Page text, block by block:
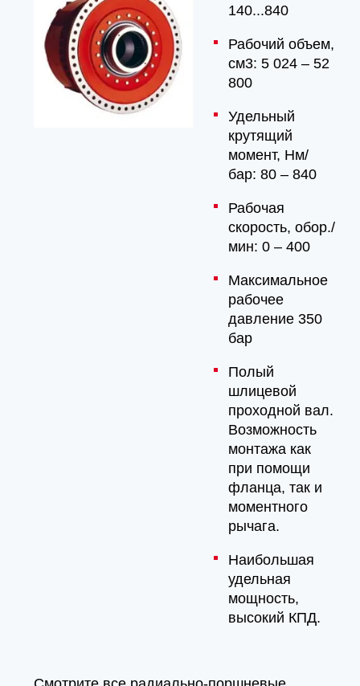
140...840
Рабочий объем,
см3: 5 024 – 52
800
Удельный
крутящий
момент, Hм/
бар: 80 – 840
Рабочая
скорость, обор./
мин: 0 – 400
Максимальное
рабочее
давление 350
бар
Полый
шлицевой
проходной вал.
Возможность
монтажа как
при помощи
фланца, так и
моментного
рычага.
Наибольшая
удельная
мощность,
высокий КПД.